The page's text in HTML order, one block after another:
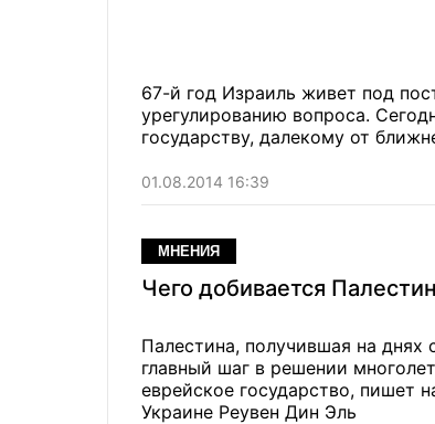
67-й год Израиль живет под
урегулированию вопроса.
государству, далекому от
01.08.2014 16:39
МНЕНИЯ
Чего добивается
Палестина, получившая на днях
главный шаг в решении
еврейское государство, пишет
Украине Реувен Дин Эль